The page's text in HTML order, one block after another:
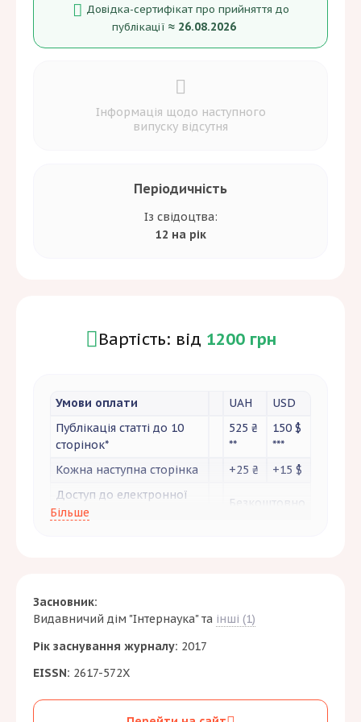
Засновник:
Видавничий дім "Інтернаука"та інші (1)
Рік заснування журналу: 2017
EISSN: 2617-572X
Вартість: від 1200 грн
Умови оплати UAH
USD
Публікація статті до 10
сторінок*
525 ₴
**
150 $
***
Кожна наступна сторінка
+25 ₴
+15 $
Доступ до електронної
(pdf) версії журналу
Безкоштовно
Друкований екземпляр
сертифікату, що
підтверджує розміщення
Довідка про участь у
розробці наукової теми
1000
₴
250 $
Більше
Довідка-сертифікат про прийняття до
публікації ≈ 26.08.2026
Інформація щодо наступного
випуску відсутня
Періодичність
Із свідоцтва:
12 на рік